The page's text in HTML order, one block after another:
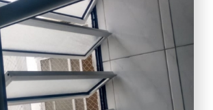
procuram, e conta com serviços de
para Lavanderia e